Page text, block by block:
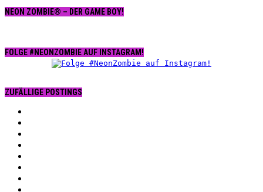
NEON ZOMBIE® – DER GAME BOY!
FOLGE #NEONZOMBIE AUF INSTAGRAM!
ZUFÄLLIGE POSTINGS